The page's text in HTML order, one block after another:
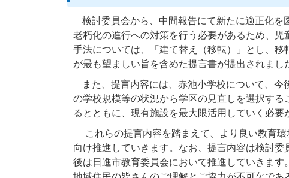
検討委員会から、中間報告にて新たに適正化を
老朽化の進行への対策を行う必要があるため、
手法については、「建て替え（移転）」とし、移
が最も望ましい旨を含めた提言書が提出されまし
また、提言内容には、赤池小学校について、今
の学校規模等の状況から学区の見直しを選択す
るとともに、現有施設を最大限活用していく必要
これらの提言内容を踏まえて、より良い教育
向け推進していきます。なお、提言内容は検討
後は日進市教育委員会において推進していきます